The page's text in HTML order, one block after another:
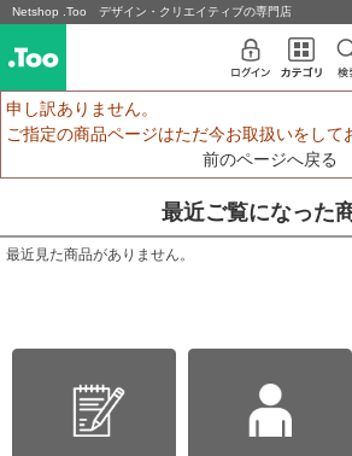
Netshop .Too デザイン・クリエイティブの専門店
申し訳ありません。
ご指定の商品ページはただ今お取扱いをして
前のページへ戻る
最近ご覧になった
最近見た商品がありません。